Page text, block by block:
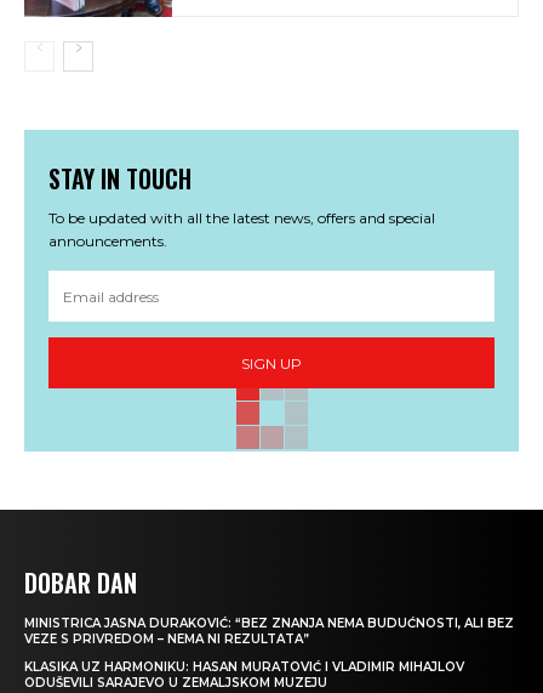
STAY IN TOUCH
To be updated with all the latest news, offers and special
announcements.
SIGN UP
DOBAR DAN
MINISTRICA JASNA DURAKOVIĆ: “BEZ ZNANJA NEMA BUDUĆNOSTI, ALI BEZ
VEZE S PRIVREDOM – NEMA NI REZULTATA”
KLASIKA UZ HARMONIKU: HASAN MURATOVIĆ I VLADIMIR MIHAJLOV
ODUŠEVILI SARAJEVO U ZEMALJSKOM MUZEJU